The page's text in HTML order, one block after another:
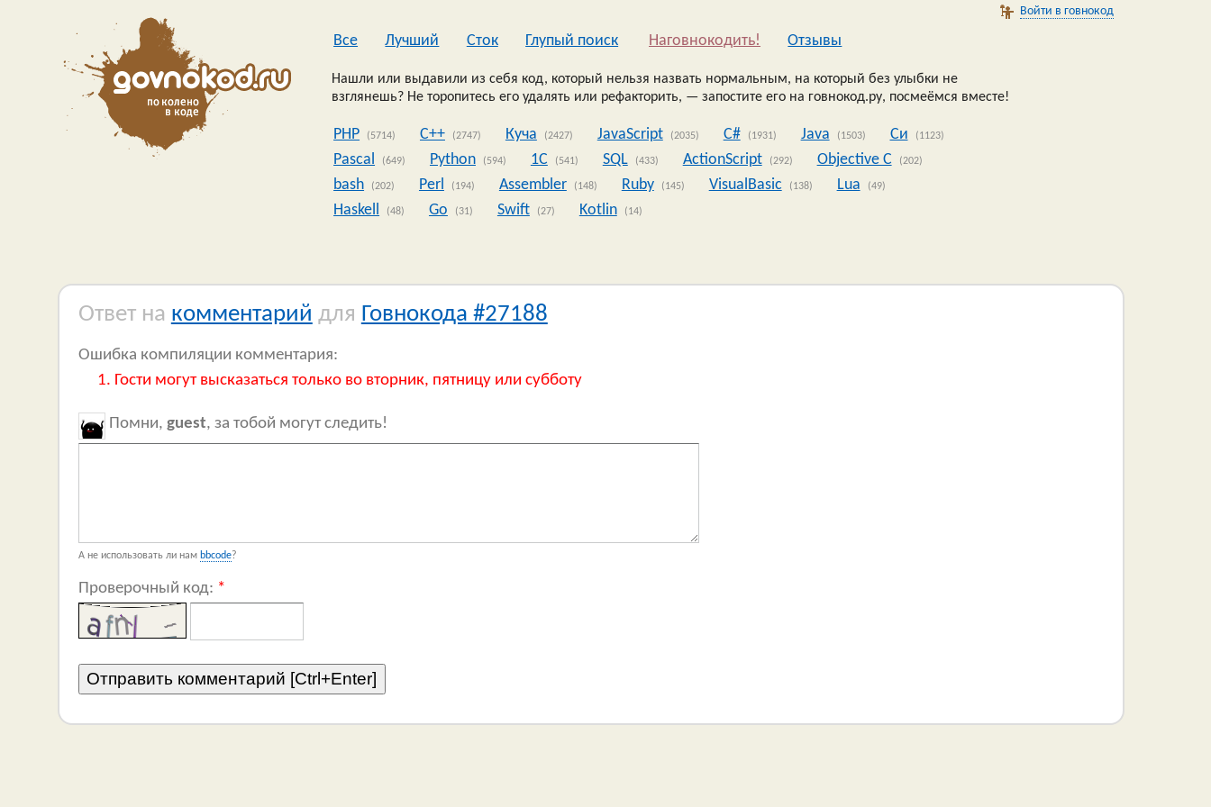
Войти в говнокод
Все Лучший Сток Глупый поиск Наговнокодить! Oтзывы
Нашли или выдавили из себя код, который нельзя назвать нормальным, на который без улыбки не
взглянешь? Не торопитесь его удалять или рефакторить, — запостите его на говнокод.ру, посмеёмся вместе!
PHP (5714) C++ (2747) Куча (2427) JavaScript (2035) C# (1931) Java (1503) Си (1123)
Pascal (649) Python (594) 1C (541) SQL (433) ActionScript (292) Objective C (202)
bash (202) Perl (194) Assembler (148) Ruby (145) VisualBasic (138) Lua (49)
Haskell (48) Go (31) Swift (27) Kotlin (14)
Ответ на комментарий для Говнокода #27188
Ошибка компиляции комментария:
Гости могут высказаться только во вторник, пятницу или субботу
Помни, guest, за тобой могут следить!
А не использовать ли нам bbcode?
Проверочный код: *